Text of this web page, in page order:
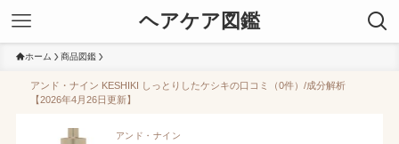
ヘアケア図鑑
ホーム 商品図鑑
アンド・ナイン KESHIKI しっとりしたケシキの口コミ（0件）/成分解析
【2026年4月26日更新】
アンド・ナイン